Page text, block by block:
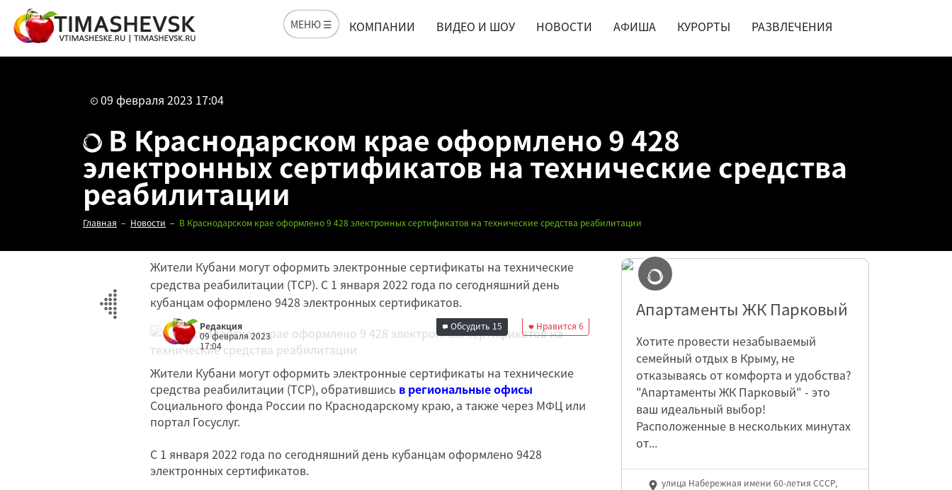
МЕНЮ ☰ КОМПАНИИ ВИДЕО И ШОУ НОВОСТИ АФИША КУРОРТЫ РАЗВЛЕЧЕНИЯ
09 февраля 2023 17:04
В Краснодарском крае оформлено 9 428
электронных сертификатов на технические средства
реабилитации
Главная Новости В Краснодарском крае оформлено 9 428 электронных сертификатов на технические средства реабилитации
Жители Кубани могут оформить электронные сертификаты на технические
средства реабилитации (ТСР). С 1 января 2022 года по сегодняшний день
кубанцам оформлено 9428 электронных сертификатов.
Редакция
09 февраля 2023
17:04
Нравится 6
Обсудить 15
Жители Кубани могут оформить электронные сертификаты на технические
средства реабилитации (ТСР), обратившись в региональные офисы
Социального фонда России по Краснодарскому краю, а также через МФЦ или
портал Госуслуг.
С 1 января 2022 года по сегодняшний день кубанцам оформлено 9428
электронных сертификатов.
Апартаменты ЖК Парковый
Хотите провести незабываемый
семейный отдых в Крыму, не
отказываясь от комфорта и удобства?
"Апартаменты ЖК Парковый" - это
ваш идеальный выбор!
Расположенные в нескольких минутах
от...
улица Набережная имени 60-летия СССР,